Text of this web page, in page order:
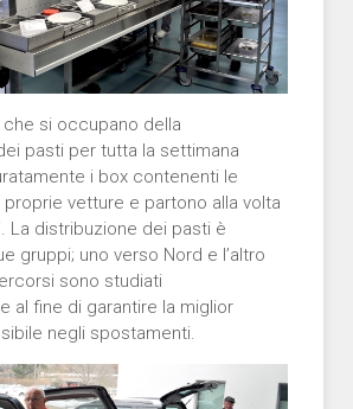
che si occupano della
pasti per tutta la settimana
i box contenenti le
vetture e partono alla volta
La distribuzione dei pasti è
gruppi; uno verso Nord e l’altro
sono studiati
al fine di garantire la miglior
negli spostamenti.